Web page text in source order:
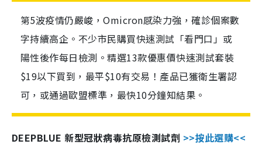
第5波疫情仍嚴峻，Omicron感染力強，確診個案數
字持續高企。不少市民購買快速測試「看門口」或
陽性後作每日檢測。精選13款優惠價快速測試套裝
$19以下買到，最平$10有交易！產品已獲衛生署認
可，或通過歐盟標準，最快10分鐘知結果。
DEEPBLUE 新型冠狀病毒抗原檢測試劑 >>按此選購<<